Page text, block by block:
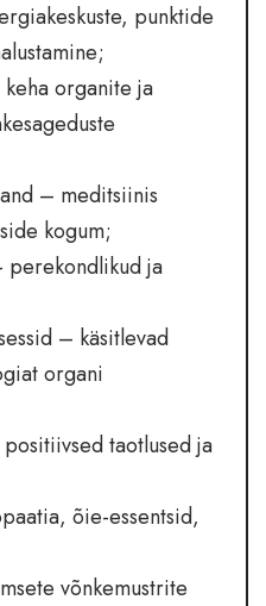
punktide
organite ja
– meditsiinis
kogum;
perekondlikud ja
– käsitlevad
organi
taotlused ja
õie-essentsid,
võnkemustrite